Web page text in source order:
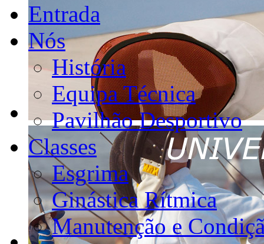
Entrada
Nós
História
Equipa Técnica
Pavilhão Desportivo
Classes
Esgrima
Ginástica Rítmica
Manutenção e